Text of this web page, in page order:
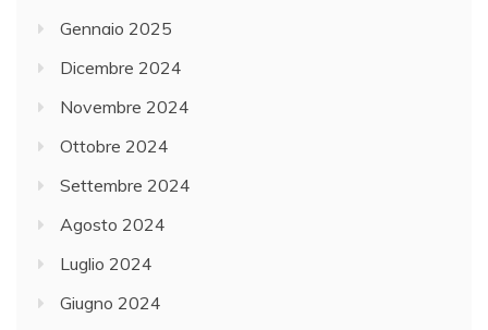
Gennaio 2025
Dicembre 2024
Novembre 2024
Ottobre 2024
Settembre 2024
Agosto 2024
Luglio 2024
Giugno 2024